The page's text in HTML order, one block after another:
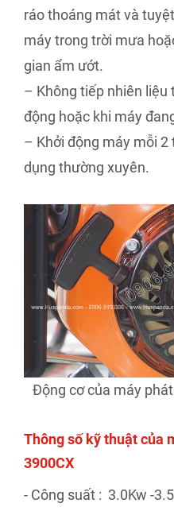
ráo thoáng mát và
máy trong trời mưa
gian ẩm ướt.
– Không tiếp nhiên
động hoặc khi máy
– Khởi động máy mỗi
dụng thường xuyên.
Động cơ của máy
Thông số kỹ thuật của
3900CX
- Công suất : 3.0Kw -